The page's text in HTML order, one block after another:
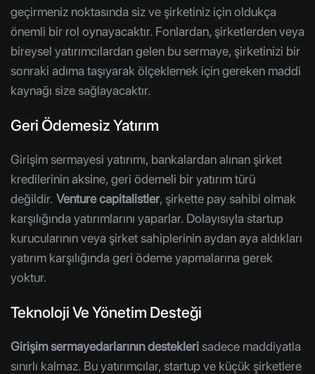
geçirmeniz noktasında siz ve şirketiniz için oldukça
önemli bir rol oynayacaktır. Fonlardan, şirketlerden veya
bireysel yatırımcılardan gelen bu sermaye, şirketinizi bir
sonraki adıma taşıyarak ölçeklemek için gereken maddi
kaynağı size sağlayacaktır.
Geri Ödemesiz Yatırım
Girişim sermayesi yatırımı, bankalardan alınan şirket
kredilerinin aksine, geri ödemeli bir yatırım türü
değildir. Venture capitalistler, şirkette pay sahibi olmak
karşılığında yatırımlarını yaparlar. Dolayısıyla startup
kurucularının veya şirket sahiplerinin aydan aya aldıkları
yatırım karşılığında geri ödeme yapmalarına gerek
yoktur.
Teknoloji Ve Yönetim Desteği
Girişim sermayedarlarının desteklerisadece maddiyatla
sınırlı kalmaz. Bu yatırımcılar, startup ve küçük şirketlere